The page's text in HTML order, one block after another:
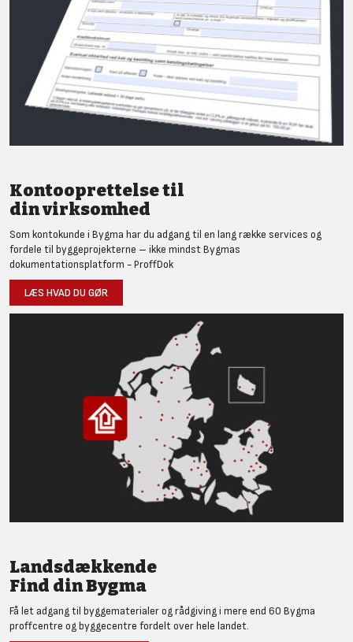
Kontooprettelse til
din virksomhed
Som kontokunde i Bygma har du adgang til en lang række services og
fordele til byggeprojekterne – ikke mindst Bygmas
dokumentationsplatform - ProffDok
LÆS HVAD DU GØR
Landsdækkende
Find din Bygma
Få let adgang til byggematerialer og rådgiving i mere end 60 Bygma
proffcentre og byggecentre fordelt over hele landet.